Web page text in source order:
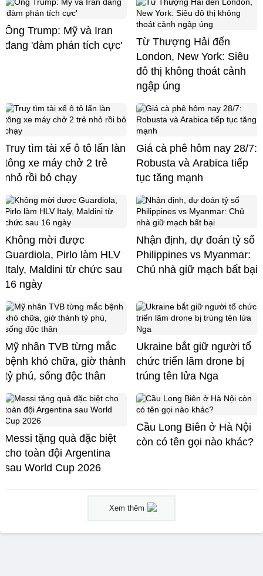
Ông Trump: Mỹ và Iran
đang 'đàm phán tích cực'
Từ Thượng Hải đến
London, New York: Siêu
đô thị không thoát cảnh
ngập úng
Truy tìm tài xế ô tô lấn làn
tông xe máy chở 2 trẻ
nhỏ rồi bỏ chạy
Giá cà phê hôm nay 28/7:
Robusta và Arabica tiếp
tục tăng mạnh
Không mời được
Guardiola, Pirlo làm HLV
Italy, Maldini từ chức sau
16 ngày
Nhận định, dự đoán tỷ số
Philippines vs Myanmar:
Chủ nhà giữ mạch bất bại
Mỹ nhân TVB từng mắc
bệnh khó chữa, giờ thành
tỷ phú, sống độc thân
Ukraine bắt giữ người tổ
chức triển lãm drone bị
trúng tên lửa Nga
Messi tặng quà đặc biệt
cho toàn đội Argentina
sau World Cup 2026
Cầu Long Biên ở Hà Nội
còn có tên gọi nào khác?
Xem thêm